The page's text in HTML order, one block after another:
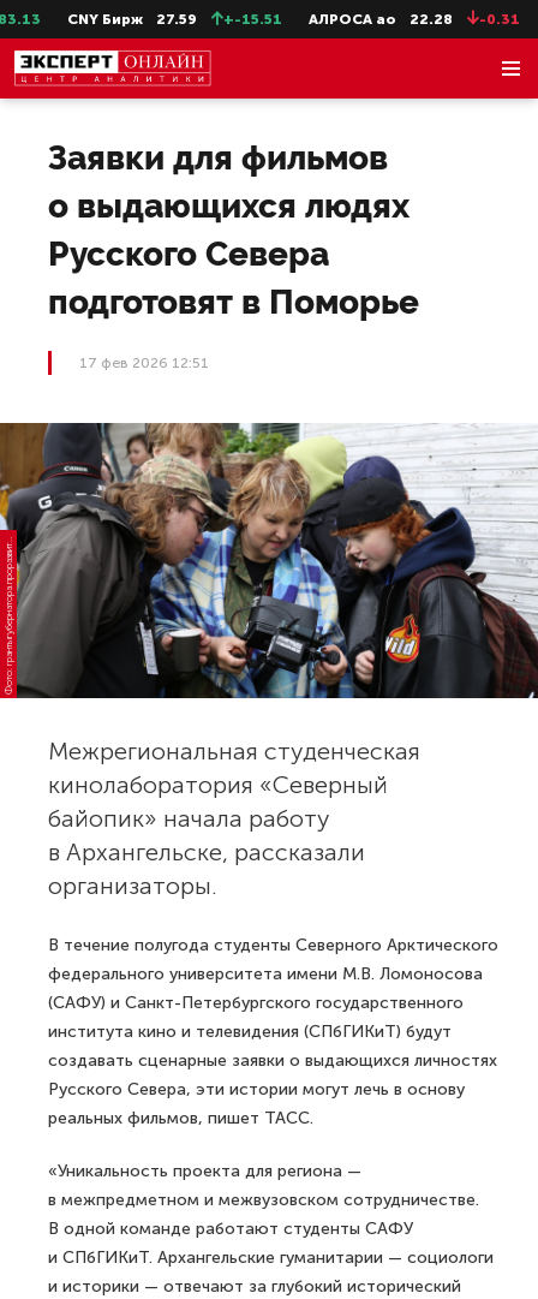
CNY Бирж 27.59 +-15.51 АЛРОСА ао 22.28 -0.31
Заявки для фильмов
о выдающихся людях
Русского Севера
подготовят в Поморье
17 фев 2026 12:51
Ф
о
т
о:
г
р
а
н
т
ы
г
у
б
е
р
н
а
т
о
р
а.
п
р
о
р
а
з
в
и
т
и
е
2
9.
р
ф
Межрегиональная студенческая
кинолаборатория «Северный
байопик» начала работу
в Архангельске, рассказали
организаторы.
В течение полугода студенты Северного Арктического
федерального университета имени М.В. Ломоносова
(САФУ) и Санкт-Петербургского государственного
института кино и телевидения (СПбГИКиТ) будут
создавать сценарные заявки о выдающихся личностях
Русского Севера, эти истории могут лечь в основу
реальных фильмов, пишет ТАСС.
«Уникальность проекта для региона —
в межпредметном и межвузовском сотрудничестве.
В одной команде работают студенты САФУ
и СПбГИКиТ. Архангельские гуманитарии — социологи
и историки — отвечают за глубокий исторический